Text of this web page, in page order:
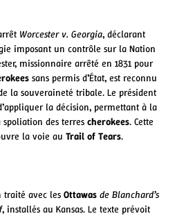
Worcester v. Georgia, déclarant
imposant un contrôle sur la Nation
missionnaire arrêté en 1831 pour
sans permis d’État, est reconnu
la souveraineté tribale. Le président
la décision, permettant à la
des terres cherokees. Cette
la voie au Trail of Tears.
traité avec les Ottawas de Blanchard’s
, installés au Kansas. Le texte prévoit